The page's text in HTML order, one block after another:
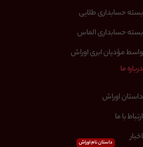
بسته حسابداری طلایی
بسته حسابداری الماس
واسط مؤدیان ابری اوراش
درباره ما
داستان اوراش
ارتباط با ما
اخبار
داستان نام اوراش